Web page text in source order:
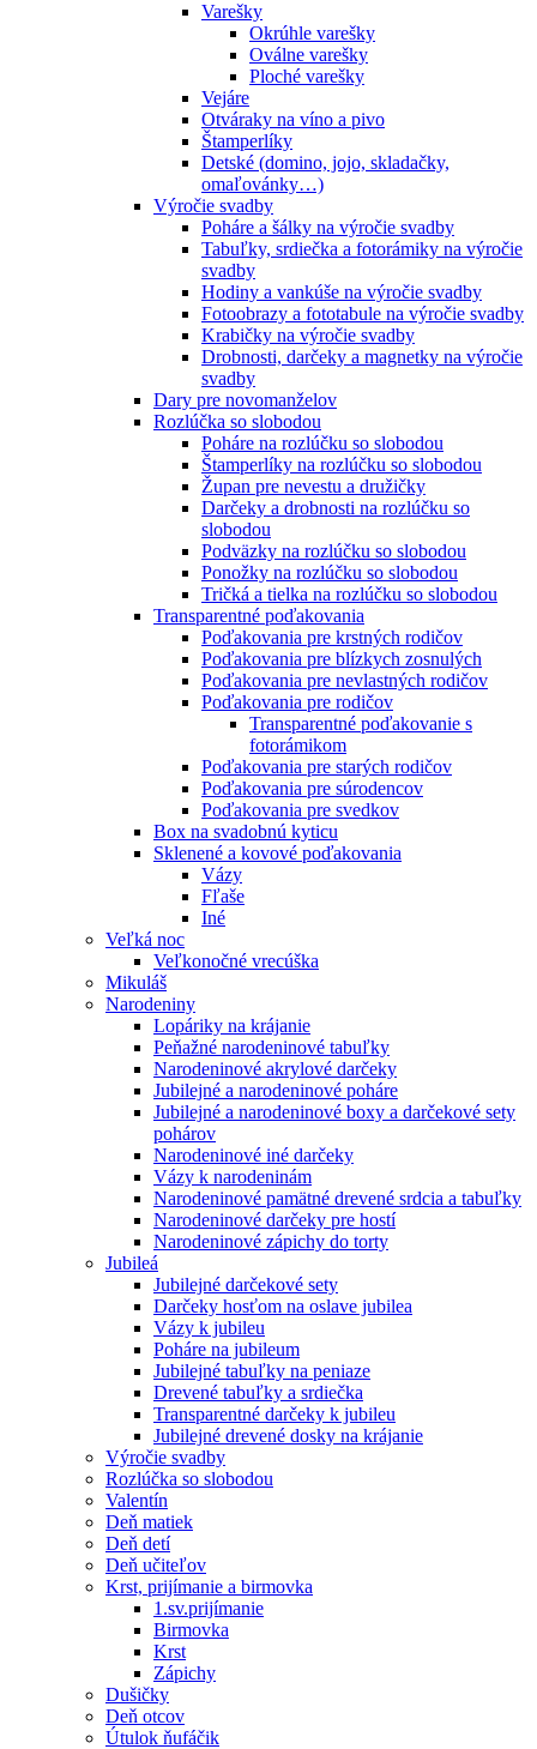
Varešky
Okrúhle varešky
Oválne varešky
Ploché varešky
Vejáre
Otváraky na víno a pivo
Štamperlíky
Detské (domino, jojo, skladačky,
omaľovánky…)
Výročie svadby
Poháre a šálky na výročie svadby
Tabuľky, srdiečka a fotorámiky na výročie
svadby
Hodiny a vankúše na výročie svadby
Fotoobrazy a fototabule na výročie svadby
Krabičky na výročie svadby
Drobnosti, darčeky a magnetky na výročie
svadby
Dary pre novomanželov
Rozlúčka so slobodou
Poháre na rozlúčku so slobodou
Štamperlíky na rozlúčku so slobodou
Župan pre nevestu a družičky
Darčeky a drobnosti na rozlúčku so
slobodou
Podväzky na rozlúčku so slobodou
Ponožky na rozlúčku so slobodou
Tričká a tielka na rozlúčku so slobodou
Transparentné poďakovania
Poďakovania pre krstných rodičov
Poďakovania pre blízkych zosnulých
Poďakovania pre nevlastných rodičov
Poďakovania pre rodičov
Transparentné poďakovanie s
fotorámikom
Poďakovania pre starých rodičov
Poďakovania pre súrodencov
Poďakovania pre svedkov
Box na svadobnú kyticu
Sklenené a kovové poďakovania
Vázy
Fľaše
Iné
Veľká noc
Veľkonočné vrecúška
Mikuláš
Narodeniny
Lopáriky na krájanie
Peňažné narodeninové tabuľky
Narodeninové akrylové darčeky
Jubilejné a narodeninové poháre
Jubilejné a narodeninové boxy a darčekové sety
pohárov
Narodeninové iné darčeky
Vázy k narodeninám
Narodeninové pamätné drevené srdcia a tabuľky
Narodeninové darčeky pre hostí
Narodeninové zápichy do torty
Jubileá
Jubilejné darčekové sety
Darčeky hosťom na oslave jubilea
Vázy k jubileu
Poháre na jubileum
Jubilejné tabuľky na peniaze
Drevené tabuľky a srdiečka
Transparentné darčeky k jubileu
Jubilejné drevené dosky na krájanie
Výročie svadby
Rozlúčka so slobodou
Valentín
Deň matiek
Deň detí
Deň učiteľov
Krst, prijímanie a birmovka
1.sv.prijímanie
Birmovka
Krst
Zápichy
Dušičky
Deň otcov
Útulok ňufáčik